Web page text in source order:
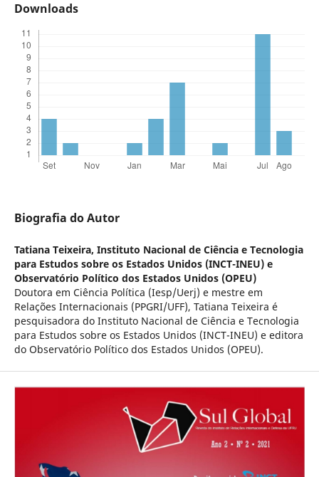
Downloads
Biografia do Autor
Tatiana Teixeira, Instituto Nacional de Ciência e Tecnologia
para Estudos sobre os Estados Unidos (INCT-INEU) e
Observatório Político dos Estados Unidos (OPEU)
Doutora em Ciência Política (Iesp/Uerj) e mestre em
Relações Internacionais (PPGRI/UFF), Tatiana Teixeira é
pesquisadora do Instituto Nacional de Ciência e Tecnologia
para Estudos sobre os Estados Unidos (INCT-INEU) e editora
do Observatório Político dos Estados Unidos (OPEU).